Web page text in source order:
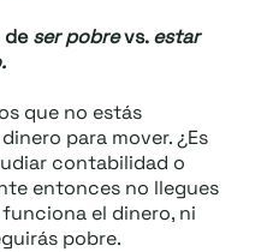
deser pobrevs.estar
que no estás
para mover. ¿Es
contabilidad o
entonces no llegues
el dinero, ni
pobre.